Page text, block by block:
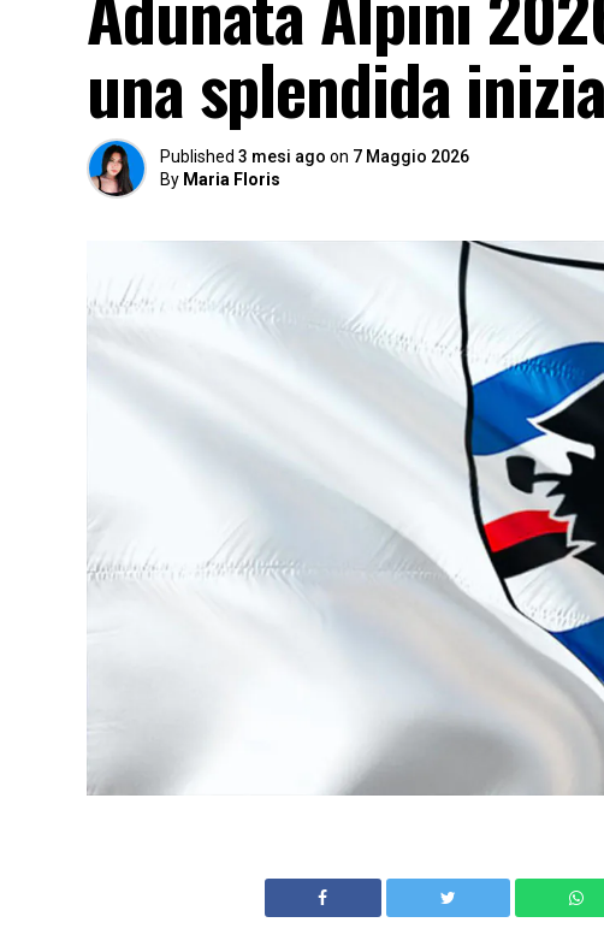
una splendida
Published 3 mesi ago on 7 Maggio 2026
By Maria Floris